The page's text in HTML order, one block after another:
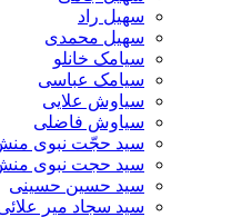
سهیل راد
سهیل محمدی
سیامک خانلو
سیامک عباسی
سیاوش علایی
سیاوش فاضلی
سید حجّت نبوی منش «کاوه»
سید حجت نبوی منش ( کاوه )
سید حسین حسینى
سید سجاد میر علائی